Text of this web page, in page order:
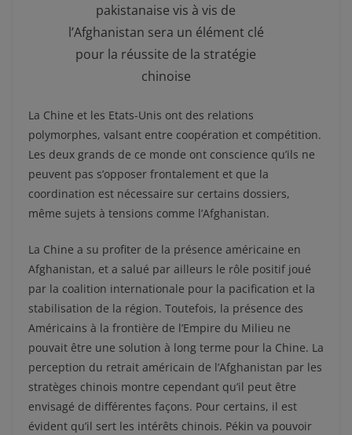
pakistanaise vis à vis de
l’Afghanistan sera un élément clé
pour la réussite de la stratégie
chinoise
La Chine et les Etats-Unis ont des relations
polymorphes, valsant entre coopération et compétition.
Les deux grands de ce monde ont conscience qu’ils ne
peuvent pas s’opposer frontalement et que la
coordination est nécessaire sur certains dossiers,
même sujets à tensions comme l’Afghanistan.
La Chine a su profiter de la présence américaine en
Afghanistan, et a salué par ailleurs le rôle positif joué
par la coalition internationale pour la pacification et la
stabilisation de la région. Toutefois, la présence des
Américains à la frontière de l’Empire du Milieu ne
pouvait être une solution à long terme pour la Chine. La
perception du retrait américain de l’Afghanistan par les
stratèges chinois montre cependant qu’il peut être
envisagé de différentes façons. Pour certains, il est
évident qu’il sert les intérêts chinois. Pékin va pouvoir